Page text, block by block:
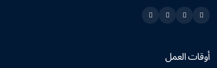
Snapchat
Twitter
Linkedin
Instagram
أوقات العمل